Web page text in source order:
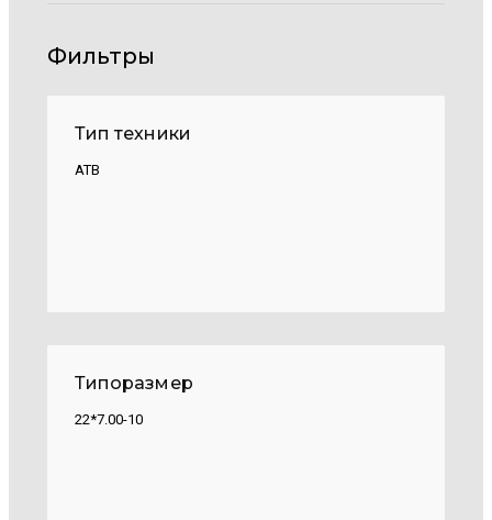
Фильтры
Тип техники
АТВ
Типоразмер
22*7.00-10